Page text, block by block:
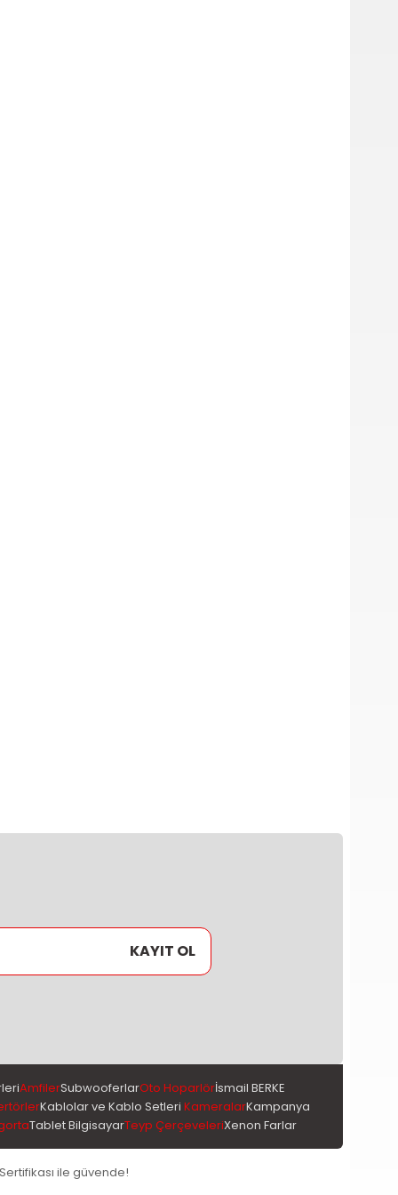
KAYIT OL
AmfilerSubwooferlarOto Hoparlörİsmail BERKE
Kablolar ve Kablo Setleri KameralarKampanya
Tablet BilgisayarTeyp ÇerçeveleriXenon Farlar
ile güvende!